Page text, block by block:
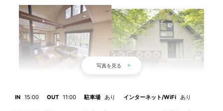
IN 15:00 OUT 11:00 駐車場 あり インターネット/WiFi あり